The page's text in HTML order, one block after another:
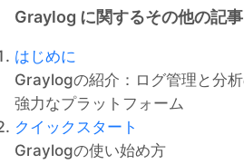
Graylog に関するその他の記事
はじめに
Graylogの紹介：ログ管理と分
強力なプラットフォーム
クイックスタート
Graylogの使い始め方